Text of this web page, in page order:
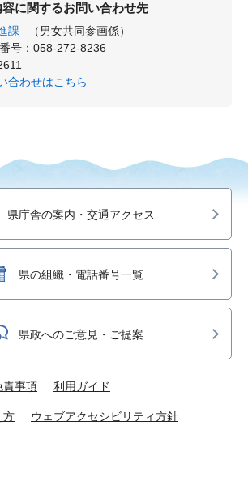
に関するお問い合わせ先
課
（男女共同参画係）
号：058-272-8236
合わせはこちら
県庁舎の案内・交通アクセス
県の組織・電話番号一覧
県政へのご意見・ご提案
責事項 利用ガイド
方 ウェブアクセシビリティ方針